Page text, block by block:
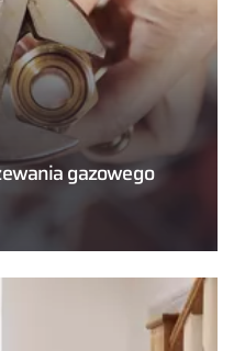
gazowego